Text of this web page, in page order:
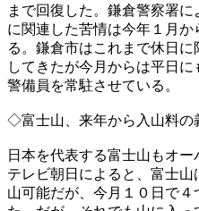
まで回復した。鎌倉警察署
に関連した苦情は今年１月か
る。鎌倉市はこれまで休日
してきたが今月からは平日
警備員を常駐させている。
◇富士山、来年から入山料の
日本を代表する富士山もオー
テレビ朝日によると、富士
山可能だが、今月１０日で